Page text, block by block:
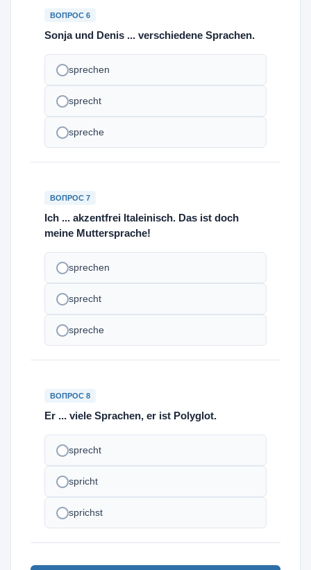
ВОПРОС 6
Sonja und Denis ... verschiedene Sprachen.
sprechen
sprecht
spreche
ВОПРОС 7
Ich ... akzentfrei Italeinisch. Das ist doch
meine Muttersprache!
sprechen
sprecht
spreche
ВОПРОС 8
Er ... viele Sprachen, er ist Polyglot.
sprecht
spricht
sprichst